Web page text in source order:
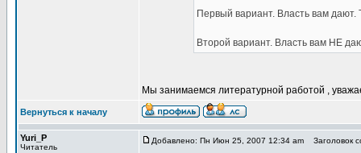
Первый вариант. Власть вам дают.
Второй вариант. Власть вам НЕ
Мы занимаемся литературной работой ,
Вернуться к началу
Yuri_P
Читатель
Добавлено: Пн Июн 25, 2007 12:34 am Заголовок